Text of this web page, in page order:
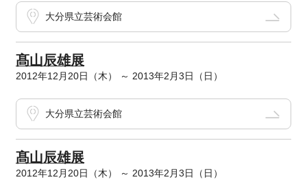
大分県立芸術会館
髙山辰雄展
2012年12月20日（木） ～ 2013年2月3日（日）
大分県立芸術会館
髙山辰雄展
2012年12月20日（木） ～ 2013年2月3日（日）